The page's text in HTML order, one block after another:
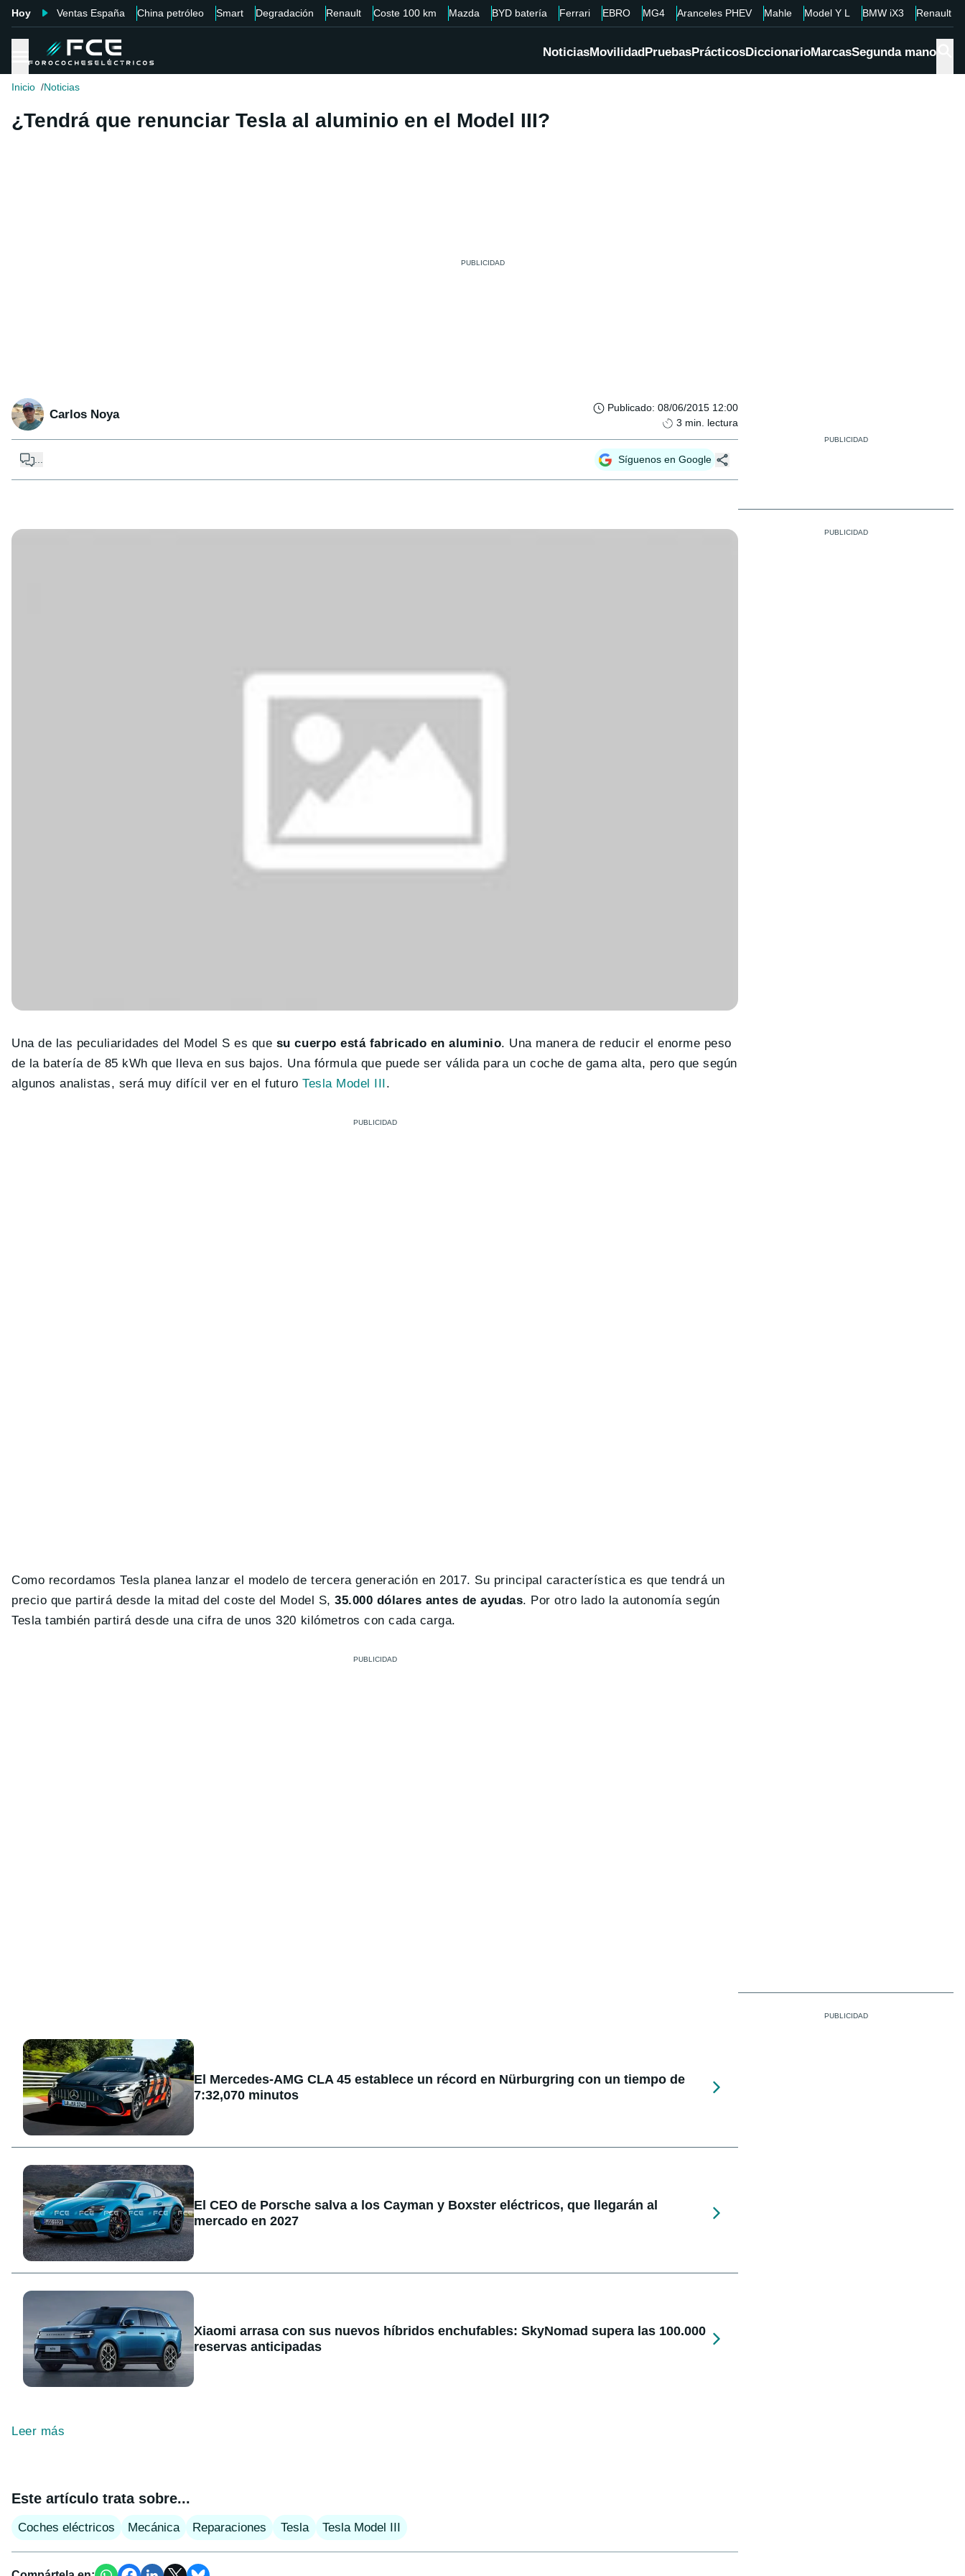
Hoy Ventas España China petróleo Smart Degradación Renault Coste 100 km Mazda BYD batería Ferrari EBRO MG4 Aranceles PHEV Mahle Model Y L BMW iX3 Renault
NoticiasMovilidadPruebasPrácticosDiccionarioMarcasSegunda mano
Inicio Noticias
¿Tendrá que renunciar Tesla al aluminio en el Model III?
Carlos Noya Publicado: 08/06/2015 12:00
3 min. lectura
Síguenos en Google
Una de las peculiaridades del Model S es que su cuerpo está fabricado en aluminio. Una manera de reducir el enorme peso
de la batería de 85 kWh que lleva en sus bajos. Una fórmula que puede ser válida para un coche de gama alta, pero que según
algunos analistas, será muy difícil ver en el futuroTesla Model III.
Como recordamos Tesla planea lanzar el modelo de tercera generación en 2017. Su principal característica es que tendrá un
precio que partirá desde la mitad del coste del Model S, 35.000 dólares antes de ayudas. Por otro lado la autonomía según
Tesla también partirá desde una cifra de unos 320 kilómetros con cada carga.
El Mercedes-AMG CLA 45 establece un récord en Nürburgring con un tiempo de
7:32,070 minutos
El CEO de Porsche salva a los Cayman y Boxster eléctricos, que llegarán al
mercado en 2027
Xiaomi arrasa con sus nuevos híbridos enchufables: SkyNomad supera las 100.000
reservas anticipadas
Leer más
Este artículo trata sobre...
Coches eléctricos Mecánica Reparaciones Tesla Tesla Model III